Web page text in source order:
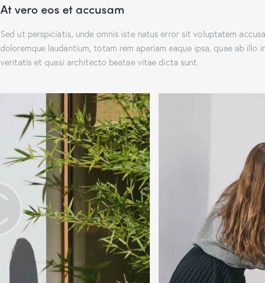
At vero eos et accusam
Sed ut perspiciatis, unde omnis iste natus error sit voluptatem
doloremque laudantium, totam rem aperiam eaque ipsa, quae ab illo
veritatis et quasi architecto beatae vitae dicta sunt.